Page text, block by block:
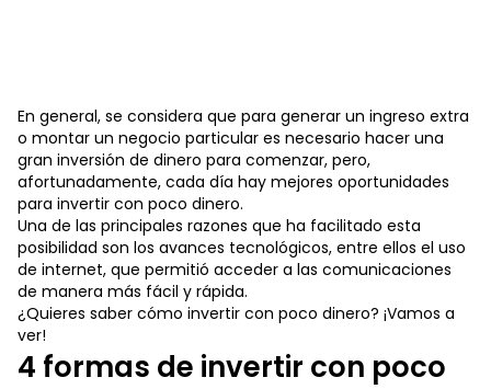
En general, se considera que para generar un ingreso extra
o montar un negocio particular es necesario hacer una
gran inversión de dinero para comenzar, pero,
afortunadamente, cada día hay mejores oportunidades
para invertir con poco dinero.
Una de las principales razones que ha facilitado esta
posibilidad son los avances tecnológicos, entre ellos el uso
de internet, que permitió acceder a las comunicaciones
de manera más fácil y rápida.
¿Quieres saber cómo invertir con poco dinero? ¡Vamos a
ver!
4 formas de invertir con poco